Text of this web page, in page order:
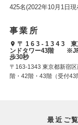
425名(2022年10月1日現
事業所
〒 1 6 3 - 1 3 4 3 東
ンドタワー43階 ※JR
歩30秒
〒163-1343 東京都新宿
階・42階・43階（受付43
最近ご